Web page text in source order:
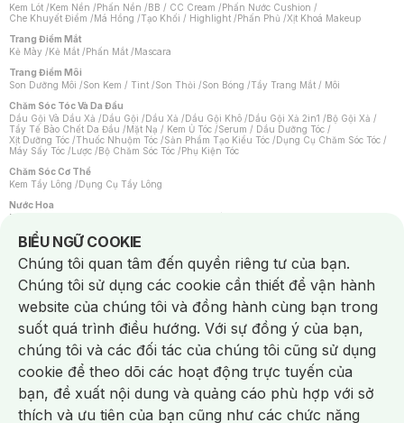
Kem Lót /Kem Nền /Phấn Nền /BB / CC Cream /Phấn Nước Cushion /
Che Khuyết Điểm /Má Hồng /Tạo Khối / Highlight /Phấn Phủ /Xịt Khoá Makeup
Trang Điểm Mắt
Kẻ Mày /Kẻ Mắt /Phấn Mắt /Mascara
Trang Điểm Môi
Son Dưỡng Môi /Son Kem / Tint /Son Thỏi /Son Bóng /Tẩy Trang Mắt / Môi
Chăm Sóc Tóc Và Da Đầu
Dầu Gội Và Dầu Xả /Dầu Gội /Dầu Xả /Dầu Gội Khô /Dầu Gội Xả 2in1 /Bộ Gội Xả /
Tẩy Tế Bào Chết Da Đầu /Mặt Nạ / Kem Ủ Tóc /Serum / Dầu Dưỡng Tóc /
Xịt Dưỡng Tóc /Thuốc Nhuộm Tóc /Sản Phẩm Tạo Kiểu Tóc /Dụng Cụ Chăm Sóc Tóc /
Máy Sấy Tóc /Lược /Bộ Chăm Sóc Tóc /Phụ Kiện Tóc
Chăm Sóc Cơ Thể
Kem Tẩy Lông /Dụng Cụ Tẩy Lông
Nước Hoa
Nước Hoa Nữ
Chăm Sóc Cá Nhân
Chống Muỗi /Khẩu Trang /Máy Massage/Mặt Nạ Xông Hơi /Nước Rửa Tay/
Sản Phẩm Chăm Sóc Khác /Bàn Chải Đánh Răng /Bàn Chải Điện/
Hỗ Trợ Trắng Răng/Kem Đánh Răng /Máy Tăm Nước/ Nước Súc Miệng/
Tăm / Chỉ Nha Khoa/ Xịt Thơm Miệng / Dung Dịch Vệ Sinh/Dưỡng Vùng Kín/
Khăn Ướt Vệ Sinh Vùng Kín/Băng Vệ Sinh/Tampon/Bọt Cạo Râu /Dao Cạo Râu/
Máy Cạo Râu
Vấn Đề Về Da
Da Dầu / Lỗ Chân Lông To/ Da Khô / Mất Nước/ Da Lão Hóa/ Da Mụn/
Da Nhạy Cảm / Kích Ứng
Da Xỉn Màu Thâm / Nám / Tàn Nhang
Quầng Thâm & Bọng Mắt /Sẹo /Viêm Da Cơ Địa
Dụng Cụ / Phụ Kiện Chăm Sóc Da
Bông Tẩy Trang
Khăn Lau Mặt Khô Dụng Cụ / Máy Rửa Mặt Máy Chăm Sóc Da
Dụng Cụ Chăm Sóc Khác
BIỂU NGỮ COOKIE
Notice about cookies usage
Chúng tôi quan tâm đến quyền riêng tư của bạn.
Chúng tôi sử dụng các cookie cần thiết để vận hành
website của chúng tôi và đồng hành cùng bạn trong
suốt quá trình điều hướng. Với sự đồng ý của bạn,
chúng tôi và các đối tác của chúng tôi cũng sử dụng
cookie để theo dõi các hoạt động trực tuyến của
bạn, đề xuất nội dung và quảng cáo phù hợp với sở
thích và ưu tiên của bạn cũng như các chức năng